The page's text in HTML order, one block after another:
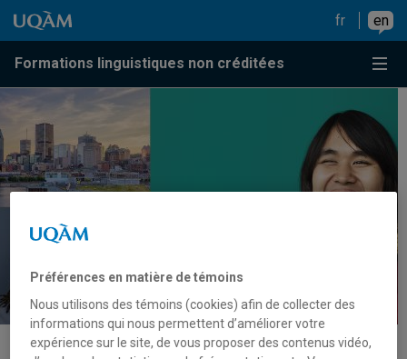
Go to content
Go to main menu
Go to search
Go to content
Go to main menu
fr en
Formations linguistiques non créditées
Menu
Préférences en matière de témoins
Nous utilisons des témoins (cookies) afin de collecter des
informations qui nous permettent d’améliorer votre
expérience sur le site, de vous proposer des contenus vidéo,